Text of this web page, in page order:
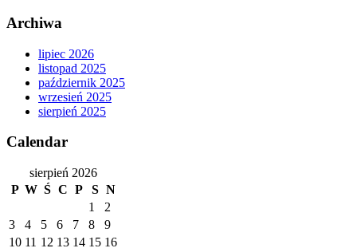
Archiwa
lipiec 2026
listopad 2025
październik 2025
wrzesień 2025
sierpień 2025
Calendar
sierpień 2026
P W Ś C P S N
1
2
3
4 5 6 7 8
9
10 11 12 13 14 15 16